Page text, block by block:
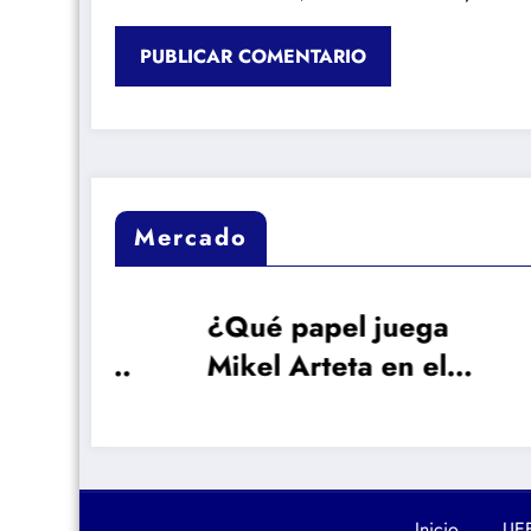
Mercado
¿Qué papel juega
Mikel Arteta en el
por Vinicius?